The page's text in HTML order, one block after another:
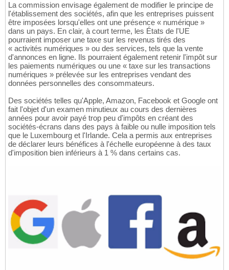
La commission envisage également de modifier le principe de
l'établissement des sociétés, afin que les entreprises puissent
être imposées lorsqu'elles ont une présence « numérique »
dans un pays. En clair, à court terme, les États de l'UE
pourraient imposer une taxe sur les revenus tirés des
« activités numériques » ou des services, tels que la vente
d'annonces en ligne. Ils pourraient également retenir l'impôt sur
les paiements numériques ou une « taxe sur les transactions
numériques » prélevée sur les entreprises vendant des
données personnelles des consommateurs.
Des sociétés telles qu'Apple, Amazon, Facebook et Google ont
fait l'objet d'un examen minutieux au cours des dernières
années pour avoir payé trop peu d'impôts en créant des
sociétés-écrans dans des pays à faible ou nulle imposition tels
que le Luxembourg et l'Irlande. Cela a permis aux entreprises
de déclarer leurs bénéfices à l'échelle européenne à des taux
d'imposition bien inférieurs à 1 % dans certains cas.